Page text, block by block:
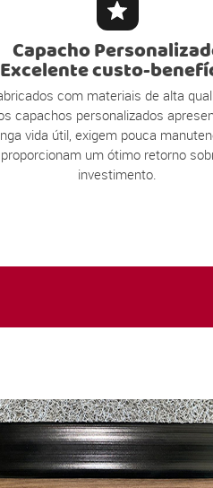
Capacho
Excelente custo-
com materiais de alta
capachos personalizados
vida útil, exigem pouca
proporcionam um ótimo retorno
investimento.